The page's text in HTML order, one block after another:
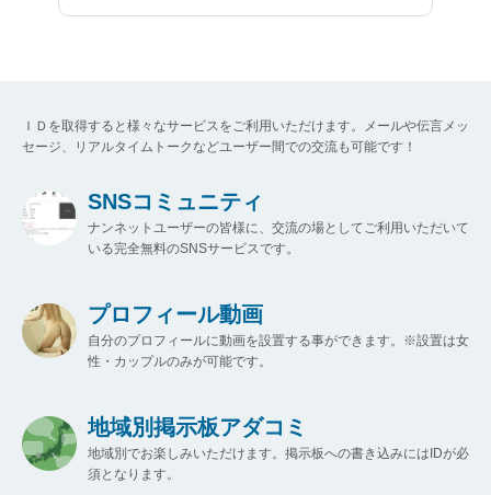
ＩＤを取得すると様々なサービスをご利用いただけます。メールや伝言メッ
セージ、リアルタイムトークなどユーザー間での交流も可能です！
SNSコミュニティ
ナンネットユーザーの皆様に、交流の場としてご利用いただいて
いる完全無料のSNSサービスです。
プロフィール動画
自分のプロフィールに動画を設置する事ができます。※設置は女
性・カップルのみが可能です。
地域別掲示板アダコミ
地域別でお楽しみいただけます。掲示板への書き込みにはIDが必
須となります。